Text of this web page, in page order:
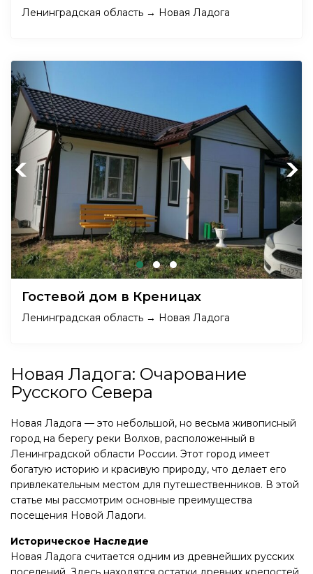
Ленинградская область → Новая Ладога
Previous Next
Гостевой дом в Креницах
Ленинградская область → Новая Ладога
Новая Ладога: Очарование
Русского Севера
Новая Ладога — это небольшой, но весьма живописный
город на берегу реки Волхов, расположенный в
Ленинградской области России. Этот город имеет
богатую историю и красивую природу, что делает его
привлекательным местом для путешественников. В этой
статье мы рассмотрим основные преимущества
посещения Новой Ладоги.
Историческое Наследие
Новая Ладога считается одним из древнейших русских